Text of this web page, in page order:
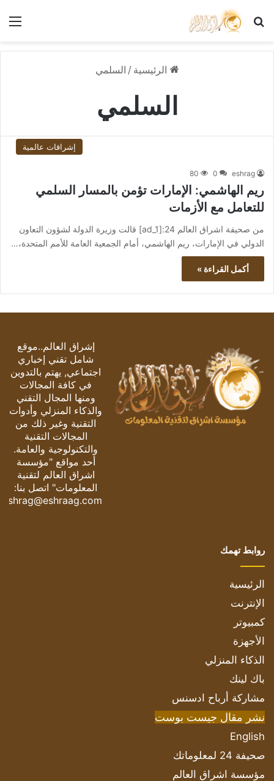
بحث عن
الرئيسية / السلمي
السلمي
إشراقات عالمية
eshrag
0
80
ريم الهاشمي: الإمارات تؤمن بالمسار السلمي
للتعامل مع الأزمات
من صحيفة اشراق العالم 24:[ad_1] قالت وزيرة الدولة لشؤون التعاون
الدولي في الإمارات، ريم الهاشمي، أمام الجمعية العامة للأمم المتحدة،…
أكمل القراءة »
إشراق العالم..موقع
شامل تقني إخباري
اجتماعي, يهتم بالتدوين
في كافة المجالات
ومنها المجال التقني
والذكاء المنزلي وأدوات
التقنية وغير ذلك من
المجالات التقنية
والتكنولوجية والعامة.
أحد مواقع "مؤسسة
اشراق العالم لتقنية
المعلومات" اتصل بنا:
eshrag@eshraag.com
روابط تهمك
الرئيسية
الإنترنت
كمبيوتر
الأجهزة
الذكاء المنزلي
باك لينك
مشاركة أرباح ادسنس
نشر مقال جيست بوست
English
صحيفة 24 لمعلوماتك
مؤسسة اشراق العالم